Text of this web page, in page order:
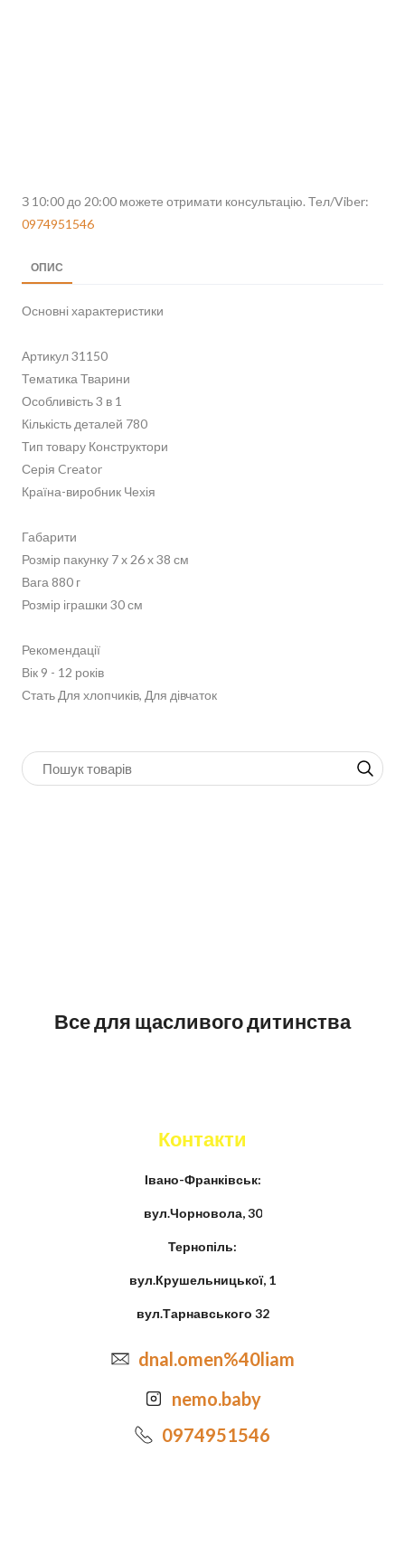
З 10:00 до 20:00 можете отримати консультацію. Тел/Viber:
0974951546
ОПИС
Основні характеристики
Артикул 31150
Тематика Тварини
Особливість 3 в 1
Кількість деталей 780
Тип товару Конструктори
Серія Creator
Країна-виробник Чехія
Габарити
Розмір пакунку 7 x 26 x 38 см
Вага 880 г
Розмір іграшки 30 см
Рекомендації
Вік 9 - 12 років
Стать Для хлопчиків, Для дівчаток
Все для щасливого дитинства
Контакти
Івано-Франківськ:
вул.Чорновола, 30
Тернопіль:
вул.Крушельницької, 1
вул.Тарнавського 32
dnal.omen%40liam
nemo.baby
0974951546